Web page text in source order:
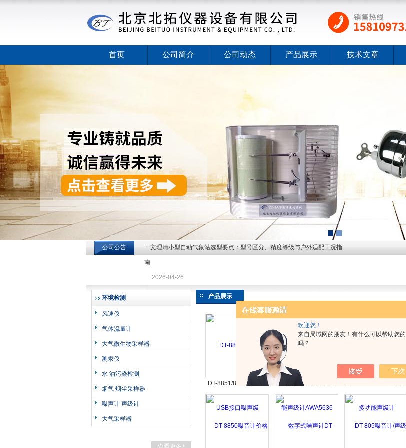
欢迎您！
来自局域网的朋友！有什么可以帮助您的
吗？
北京北拓仪器设备有限公司
首页 公司简介 公司动态 产品展示 技术文章
公司公告 一文理清小型自动气象站选型要点：型号区分、精度等级与户外适配工况指
南
2026-04-26
环境检测
风速仪
气体流量计
大气微生物采样器
测汞仪
水 油污染检测
烟气 烟尘采样器
噪声计 声级计
大气采样器
查看更多+
产品展示
DT-8851/8852带USB
接口噪声级
数字化、模块化多功能
声级计AWA5636
能声级计